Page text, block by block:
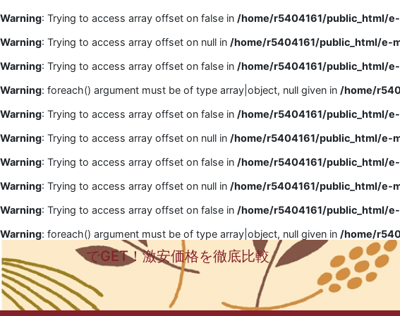
Warning: Trying to access array offset on false in /home/r5404161/public_html/
Warning: Trying to access array offset on null in /home/r5404161/public_html/e-
Warning: Trying to access array offset on false in /home/r5404161/public_html/
Warning: foreach() argument must be of type array|object, null given in /home/
Warning: Trying to access array offset on false in /home/r5404161/public_html/
Warning: Trying to access array offset on null in /home/r5404161/public_html/e-
Warning: Trying to access array offset on false in /home/r5404161/public_html/
Warning: Trying to access array offset on null in /home/r5404161/public_html/e-
Warning: Trying to access array offset on false in /home/r5404161/public_html/
Warning: foreach() argument must be of type array|object, null given in /home/
でGET！激安価格を徹底比較